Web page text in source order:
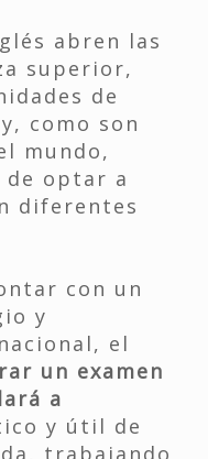
abren las
superior,
de
como son
mundo,
de optar a
diferentes
con un
y
el
un examen
a
y útil de
trabajando